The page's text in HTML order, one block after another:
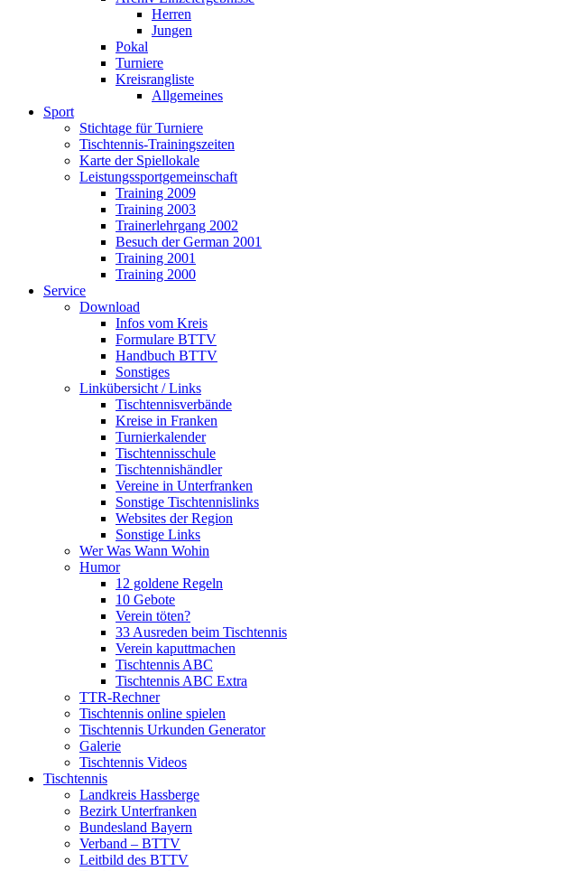
Herren
Jungen
Pokal
Turniere
Kreisrangliste
Allgemeines
Sport
Stichtage für Turniere
Tischtennis-Trainingszeiten
Karte der Spiellokale
Leistungssportgemeinschaft
Training 2009
Training 2003
Trainerlehrgang 2002
Besuch der German 2001
Training 2001
Training 2000
Service
Download
Infos vom Kreis
Formulare BTTV
Handbuch BTTV
Sonstiges
Linkübersicht / Links
Tischtennisverbände
Kreise in Franken
Turnierkalender
Tischtennisschule
Tischtennishändler
Vereine in Unterfranken
Sonstige Tischtennislinks
Websites der Region
Sonstige Links
Wer Was Wann Wohin
Humor
12 goldene Regeln
10 Gebote
Verein töten?
33 Ausreden beim Tischtennis
Verein kaputtmachen
Tischtennis ABC
Tischtennis ABC Extra
TTR-Rechner
Tischtennis online spielen
Tischtennis Urkunden Generator
Galerie
Tischtennis Videos
Tischtennis
Landkreis Hassberge
Bezirk Unterfranken
Bundesland Bayern
Verband – BTTV
Leitbild des BTTV